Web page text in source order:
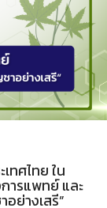
ทศไทย ใน
ารแพทย์ และ
ย่างเสรี”